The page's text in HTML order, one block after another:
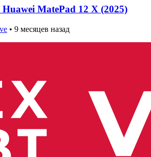
MatePad 12 X (2025)
• 9 месяцев назад